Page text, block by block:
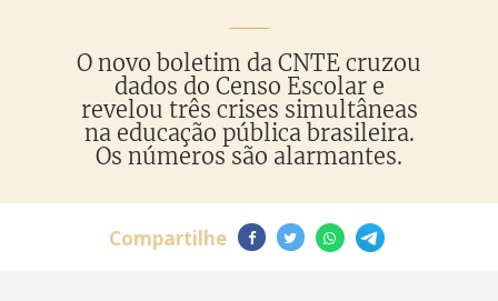
O novo boletim da CNTE cruzou
dados do Censo Escolar e
revelou três crises simultâneas
na educação pública brasileira.
Os números são alarmantes.
Compartilhe